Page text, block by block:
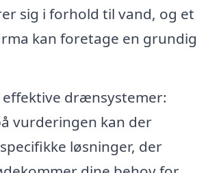
sig i forhold til vand, og et
kan foretage en grundig
effektive drænsystemer:
vurderingen kan der
løsninger, der